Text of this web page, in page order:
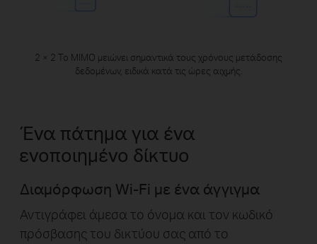
2 × 2 Το MIMO μειώνει σημαντικά τους χρόνους μετάδοσης
δεδομένων, ειδικά κατά τις ώρες αιχμής.
Ένα πάτημα για ένα
ενοποιημένο δίκτυο
Διαμόρφωση Wi-Fi με ένα άγγιγμα
Αντιγράφει άμεσα το όνομα και τον κωδικό
πρόσβασης του δικτύου σας από το